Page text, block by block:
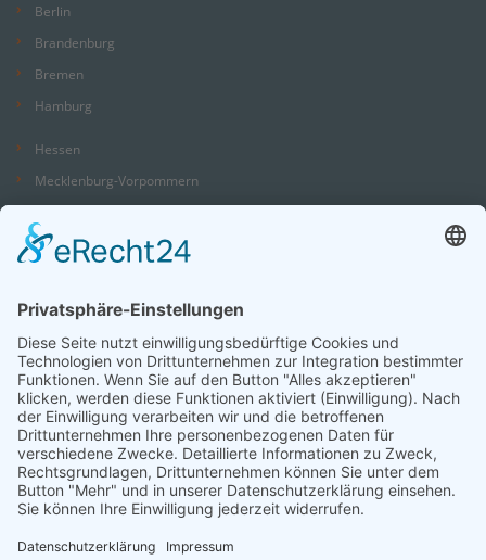
Berlin
Brandenburg
Bremen
Hamburg
Hessen
Mecklenburg-Vorpommern
Niedersachsen
Nordrhein-Westfalen
Saarland
Sachsen
Sachsen-Anhalt
Schleswig-Holstein
Thüringen